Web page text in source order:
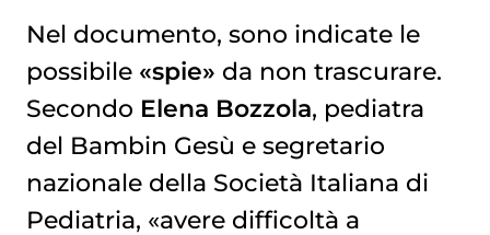
Nel documento, sono indicate le
possibile «spie» da non trascurare.
Secondo Elena Bozzola, pediatra
del Bambin Gesù e segretario
nazionale della Società Italiana di
Pediatria, «avere difficoltà a